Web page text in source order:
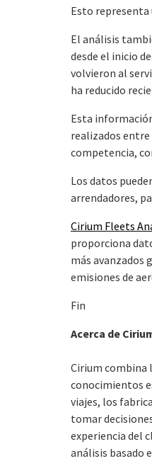
Esto representa
El análisis
desde el inicio
volvieron al
ha reducido
Esta
realizados entre
competencia,
Los datos
arrendadores,
Cirium Fleets
proporciona
más avanzados
emisiones de
Fin
Acerca de
Cirium combina
conocimientos
viajes, los
tomar
experiencia del
análisis basado